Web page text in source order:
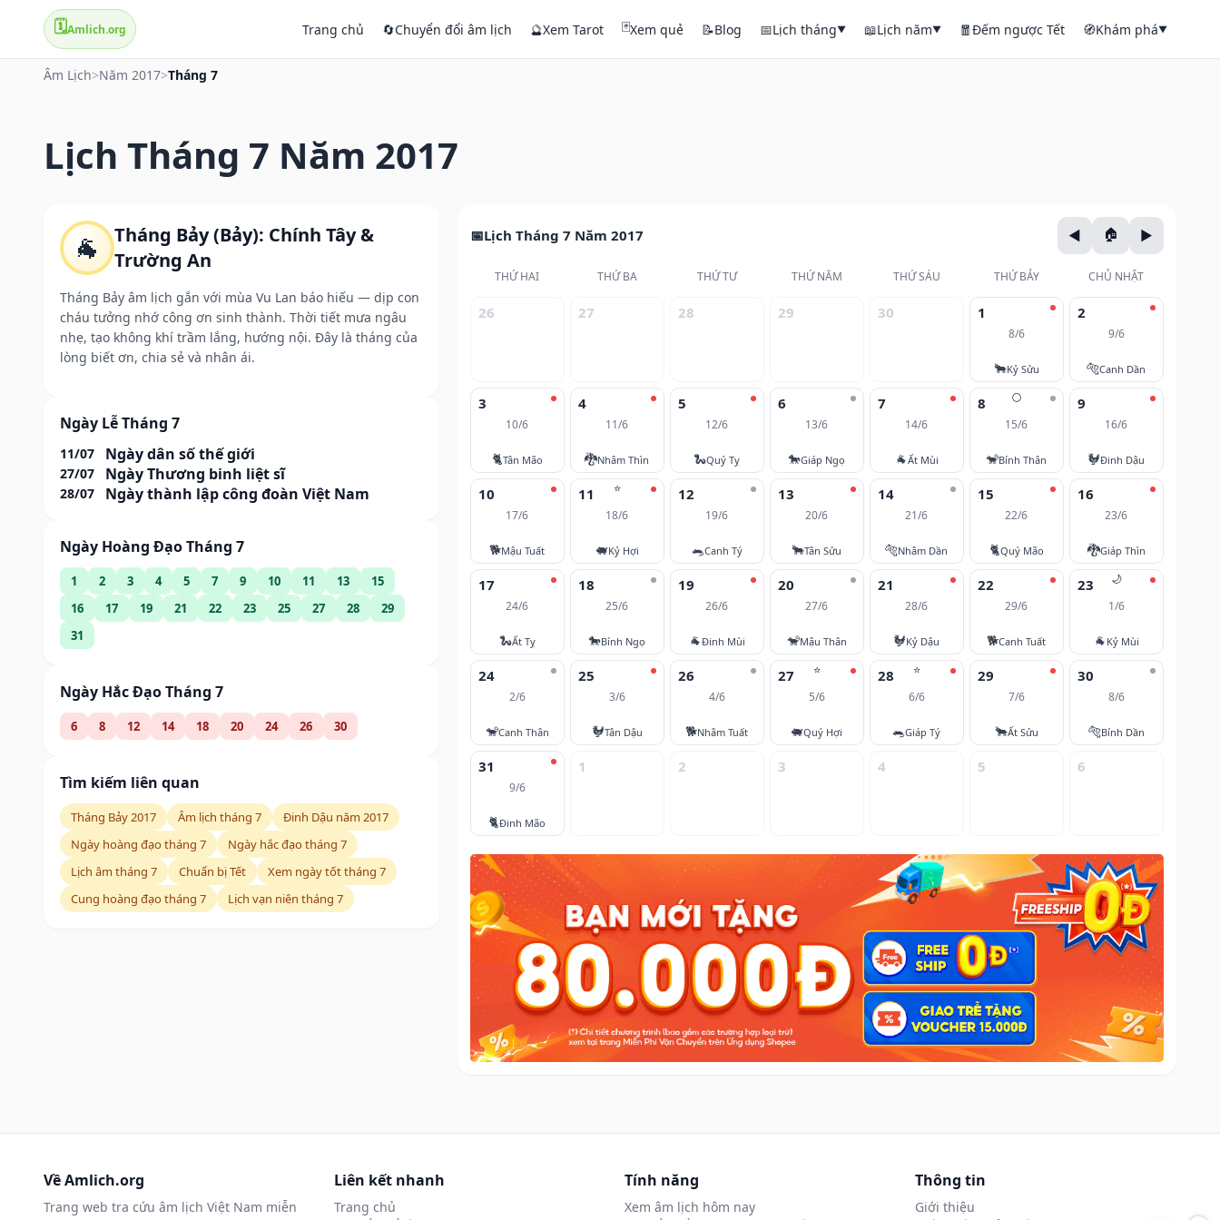
🗓️Amlich.org Trang chủ 🔄Chuyển đổi âm lịch 🔮Xem Tarot 🃏Xem quẻ 📝Blog 📅Lịch tháng▼ 📖Lịch năm▼ 🧧Đếm ngược Tết 🧭Khám phá▼
Âm Lịch>Năm 2017>Tháng 7
Lịch Tháng 7 Năm 2017
🐐
Tháng Bảy (Bảy): Chính Tây &
Trường An
Tháng Bảy âm lịch gắn với mùa Vu Lan báo hiếu — dịp con
cháu tưởng nhớ công ơn sinh thành. Thời tiết mưa ngâu
nhẹ, tạo không khí trầm lắng, hướng nội. Đây là tháng của
lòng biết ơn, chia sẻ và nhân ái.
Ngày Lễ Tháng 7
11/07 Ngày dân số thế giới
27/07 Ngày Thương binh liệt sĩ
28/07 Ngày thành lập công đoàn Việt Nam
Ngày Hoàng Đạo Tháng 7
1 2 3 4 5 7 9 10 11 13
15
16
17 19 21 22 23 25 27 28
29
31
Ngày Hắc Đạo Tháng 7
6 8 12 14 18 20 24 26 30
Tìm kiếm liên quan
Tháng Bảy 2017 Âm lịch tháng 7
Đinh Dậu năm 2017
Ngày hoàng đạo tháng 7
Ngày hắc đạo tháng 7
Lịch âm tháng 7
Chuẩn bị Tết
Xem ngày tốt tháng 7
Cung hoàng đạo tháng 7
Lịch vạn niên tháng 7
Lịch Tháng 7 Năm 2017
THỨ HAI THỨ BA THỨ TƯ THỨ NĂM THỨ SÁU THỨ BẢY CHỦ NHẬT
26 27 28 29 30 1
8/6
🐂Kỷ Sửu
2
9/6
🐅Canh Dần
3
10/6
🐈Tân Mão
4
11/6
🐉Nhâm Thìn
5
12/6
🐍Quý Tỵ
6
13/6
🐎Giáp Ngọ
7
14/6
🐐Ất Mùi
🌕
8
15/6
🐒Bính Thân
9
16/6
🐓Đinh Dậu
10
17/6
🐕Mậu Tuất
⭐
11
18/6
🐖Kỷ Hợi
12
19/6
🐀Canh Tý
13
20/6
🐂Tân Sửu
14
21/6
🐅Nhâm Dần
15
22/6
🐈Quý Mão
16
23/6
🐉Giáp Thìn
17
24/6
🐍Ất Tỵ
18
25/6
🐎Bính Ngọ
19
26/6
🐐Đinh Mùi
20
27/6
🐒Mậu Thân
21
28/6
🐓Kỷ Dậu
22
29/6
🐕Canh Tuất
🌙
23
1/6
🐐 Kỷ Mùi
24
2/6
🐒Canh Thân
25
3/6
🐓Tân Dậu
26
4/6
🐕Nhâm Tuất
⭐
27
5/6
🐖Quý Hợi
⭐
28
6/6
🐀Giáp Tý
29
7/6
🐂Ất Sửu
30
8/6
🐅Bính Dần
31
9/6
🐈Đinh Mão
1 2 3 4 5 6
Về Amlich.org
Trang web tra cứu âm lịch Việt Nam miễn
Liên kết nhanh
Trang chủ
Tính năng
Xem âm lịch hôm nay
Thông tin
Giới thiệu